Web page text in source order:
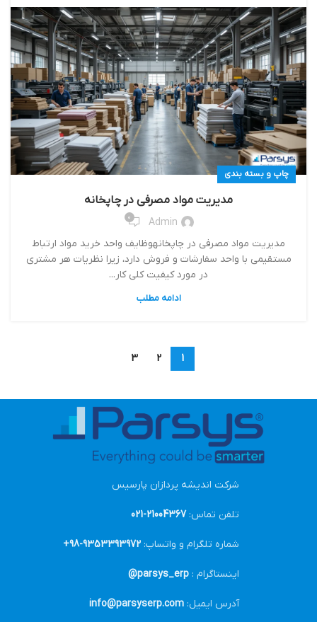
چاپ و بسته بندی
مدیریت مواد مصرفی در چاپخانه
Admin
0
مدیریت مواد مصرفی در چاپخانهوظایف واحد خرید مواد ارتباط
مستقیمی با واحد سفارشات و فروش دارد، زیرا نظریات هر مشتری
در مورد کیفیت کلی کار...
ادامه مطلب
1
2
3
شرکت اندیشه پردازان پارسیس
تلفن تماس:21004367-021
شماره تلگرام و واتساپ: 9353393972-98+
اینستاگرام : parsys_erp@
آدرس ایمیل: info@parsyserp.com